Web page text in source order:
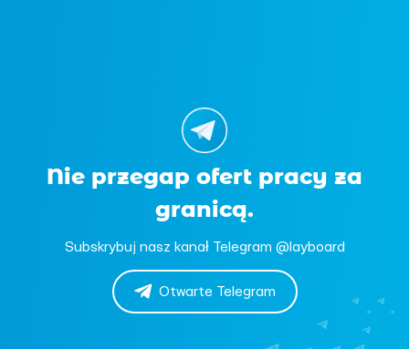
Nie przegap ofert pracy za
granicą.
Subskrybuj nasz kanał Telegram @layboard
Otwarte Telegram